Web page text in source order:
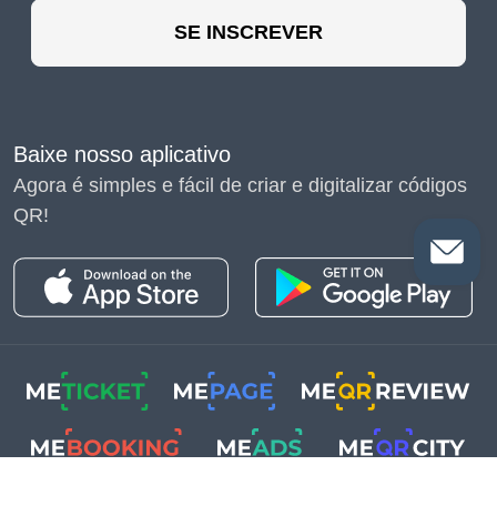
SE INSCREVER
Baixe nosso aplicativo
Agora é simples e fácil de criar e digitalizar códigos
QR!